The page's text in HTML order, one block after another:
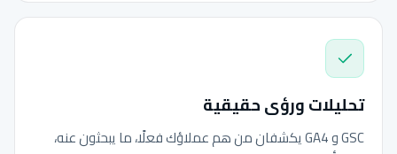
تحليلات ورؤى حقيقية
GSC و GA4 يكشفان من هم عملاؤك فعلًا، ما يبحثون عنه،